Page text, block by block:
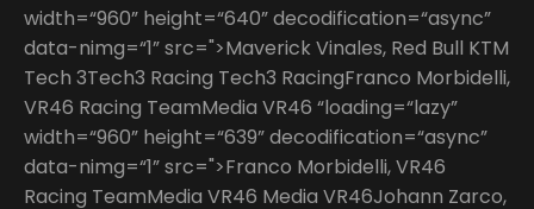
width=“960” height=“640” decodification=“async”
data-nimg=“1” src=">Maverick Vinales, Red Bull KTM
Tech 3Tech3 Racing Tech3 RacingFranco Morbidelli,
VR46 Racing TeamMedia VR46 “loading=“lazy”
width=“960” height=“639” decodification=“async”
data-nimg=“1” src=">Franco Morbidelli, VR46
Racing TeamMedia VR46 Media VR46Johann Zarco,